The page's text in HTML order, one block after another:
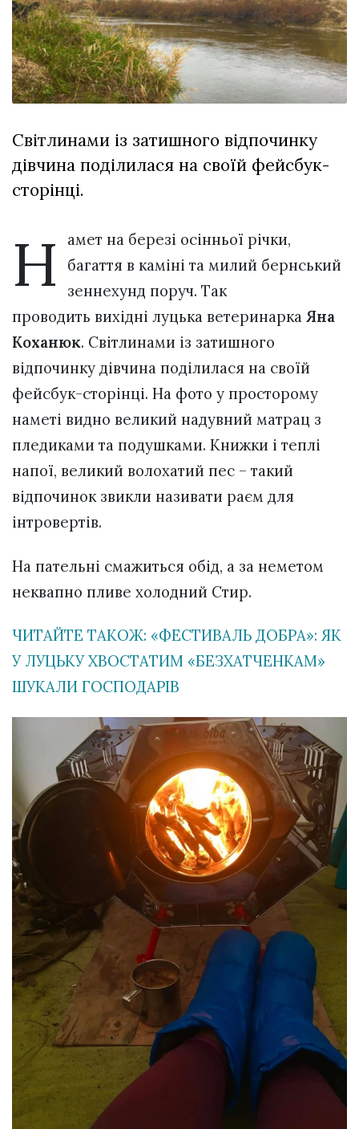
залишив у
Луцьку
три...
27 Липня 2026
775 переглядів
Всі розділи
Лайф
Афіша
ZONE 18+
Політика конфіденційності
Світлинами із затишного відпочинку
дівчина поділилася на своїй фейсбук-
сторінці.
Н
амет на березі осінньої річки,
багаття в каміні та милий бернський
зеннехунд поруч. Так
проводить вихідні луцька ветеринарка Яна
Коханюк. Світлинами із затишного
відпочинку дівчина поділилася на своїй
фейсбук-сторінці. На фото у просторому
наметі видно великий надувний матрац з
пледиками та подушками. Книжки і теплі
напої, великий волохатий пес – такий
відпочинок звикли називати раєм для
інтровертів.
На пательні смажиться обід, а за неметом
неквапно пливе холодний Стир.
ЧИТАЙТЕ ТАКОЖ: «ФЕСТИВАЛЬ ДОБРА»: ЯК
У ЛУЦЬКУ ХВОСТАТИМ «БЕЗХАТЧЕНКАМ»
ШУКАЛИ ГОСПОДАРІВ